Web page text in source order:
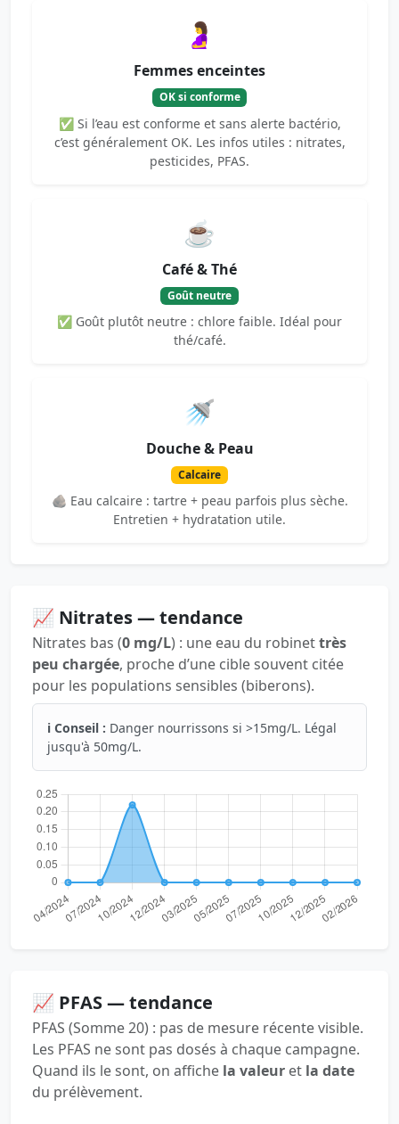
🤰
Femmes enceintes
OK si conforme
✅ Si l’eau est conforme et sans alerte bactério,
c’est généralement OK. Les infos utiles : nitrates,
pesticides, PFAS.
☕
Café & Thé
Goût neutre
✅ Goût plutôt neutre : chlore faible. Idéal pour
thé/café.
🚿
Douche & Peau
Calcaire
🪨 Eau calcaire : tartre + peau parfois plus sèche.
Entretien + hydratation utile.
📈 Nitrates — tendance
Nitrates bas (0 mg/L) : une eau du robinettrès
peu chargée, proche d’une cible souvent citée
pour les populations sensibles (biberons).
ℹ️ Conseil : Danger nourrissons si >15mg/L. Légal
jusqu'à 50mg/L.
📈 PFAS — tendance
PFAS (Somme 20) : pas de mesure récente visible.
Les PFAS ne sont pas dosés à chaque campagne.
Quand ils le sont, on affiche la valeur et la date
du prélèvement.